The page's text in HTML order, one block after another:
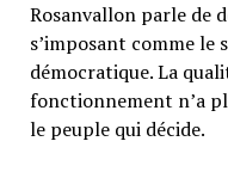
Rosanvallon parle de
s’imposant comme le
démocratique. La
fonctionnement n’a
le peuple qui décide.